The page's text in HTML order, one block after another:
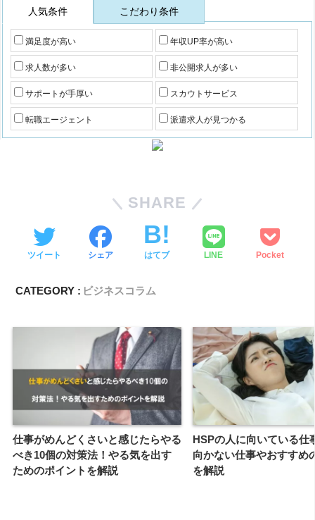
人気条件 こだわり条件
満足度が高い 年収UP率が高い
求人数が多い 非公開求人が多い
サポートが手厚い スカウトサービス
転職エージェント 派遣求人が見つかる
SHARE
ツイート シェア はてブ LINE Pocket
CATEGORY : ビジネスコラム
仕事がめんどくさいと感じたらやる
べき10個の対策法！やる気を出す
ためのポイントを解説
HSPの人に向いている仕
向かない仕事やおすすめ
を解説